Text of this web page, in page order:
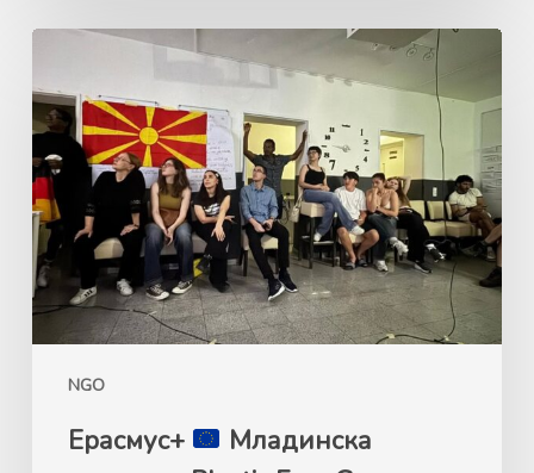
NGO
Ерасмус+
Mладинска
размена
„Plastic
Free
Green
Future“,
24-
31.05.2026
Германија
Ерасмус+
Mладинска